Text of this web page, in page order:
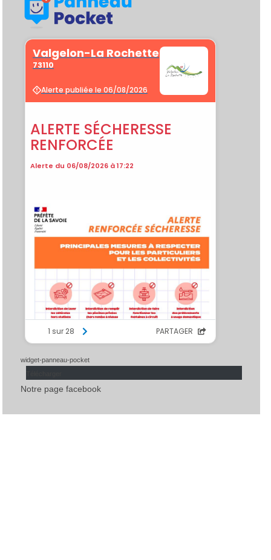
widget-panneau-pocket
Notre page facebook